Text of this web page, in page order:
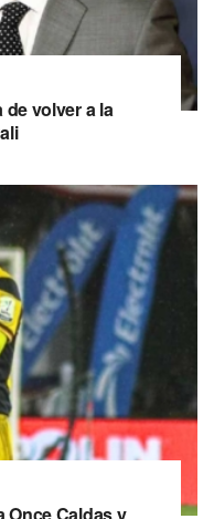
de volver a la
Once Caldas y